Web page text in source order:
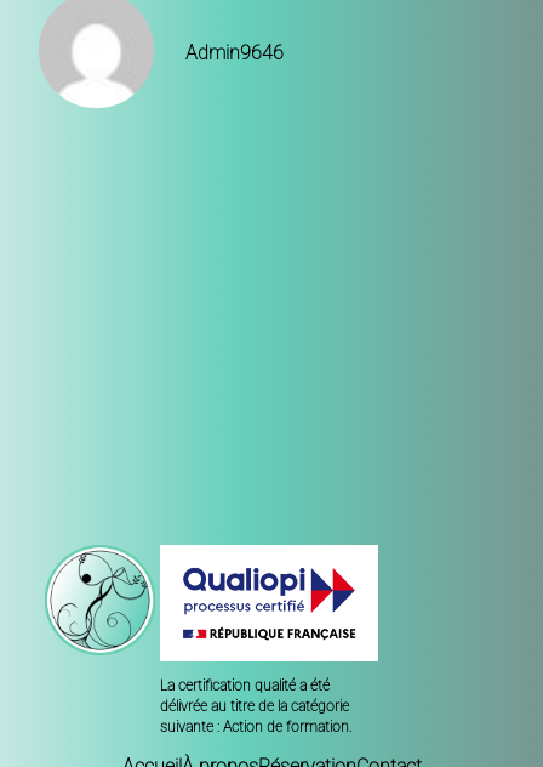
Admin9646
La certification qualité a été
délivrée au titre de la catégorie
suivante : Action de formation.